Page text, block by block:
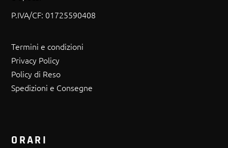
P.IVA/CF: 01725590408
Termini e condizioni
Privacy Policy
Policy di Reso
Spedizioni e Consegne
ORARI